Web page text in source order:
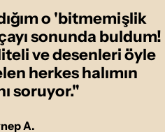
o 'bitmemişlik
sonunda buldum!
ve desenleri öyle
herkes halımın
soruyor."
A.